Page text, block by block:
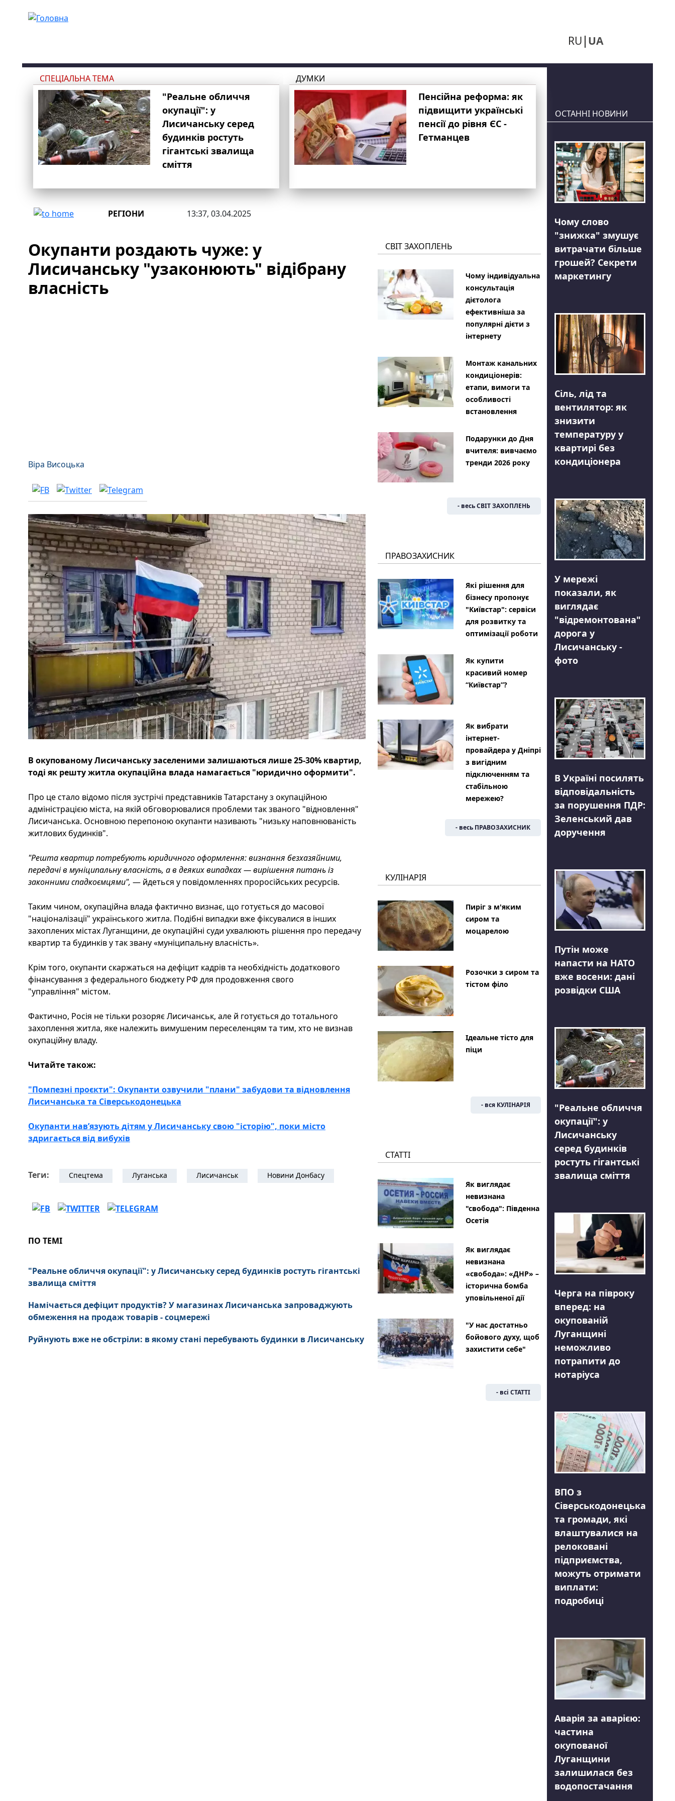
RU UA
СПЕЦІАЛЬНА ТЕМА
"Реальне обличчя
окупації": у
Лисичанську серед
будинків ростуть
гігантські звалища
сміття
ДУМКИ
Пенсійна реформа: як
підвищити українські
пенсії до рівня ЄС -
Гетманцев
РЕГІОНИ 13:37, 03.04.2025
Окупанти роздають чуже: у
Лисичанську "узаконюють" відібрану
власність
Віра Висоцька
В окупованому Лисичанську заселеними залишаються лише 25-30% квартир,
тоді як решту житла окупаційна влада намагається "юридично оформити".
Про це стало відомо після зустрічі представників Татарстану з окупаційною
адміністрацією міста, на якій обговорювалися проблеми так званого "відновлення"
Лисичанська. Основною перепоною окупанти називають "низьку наповнюваність
житлових будинків".
"Решта квартир потребують юридичного оформлення: визнання безхазяйними,
передачі в муніципальну власність, а в деяких випадках — вирішення питань із
законними спадкоємцями", — йдеться у повідомленнях проросійських ресурсів.
Таким чином, окупаційна влада фактично визнає, що готується до масової
"націоналізації" українського житла. Подібні випадки вже фіксувалися в інших
захоплених містах Луганщини, де окупаційні суди ухвалюють рішення про передачу
квартир та будинків у так звану «муніципальну власність».
Крім того, окупанти скаржаться на дефіцит кадрів та необхідність додаткового
фінансування з федерального бюджету РФ для продовження свого
"управління" містом.
Фактично, Росія не тільки розоряє Лисичанськ, але й готується до тотального
захоплення житла, яке належить вимушеним переселенцям та тим, хто не визнав
окупаційну владу.
Читайте також:
"Помпезні проєкти": Окупанти озвучили "плани" забудови та відновлення
Лисичанська та Сіверськодонецька
Окупанти нав’язують дітям у Лисичанську свою "історію", поки місто
здригається від вибухів
Теги: Спецтема Луганська Лисичанськ Новини Донбасу
ПО ТЕМІ
"Реальне обличчя окупації": у Лисичанську серед будинків ростуть гігантські
звалища сміття
Намічається дефіцит продуктів? У магазинах Лисичанська запроваджують
обмеження на продаж товарів - соцмережі
Руйнують вже не обстріли: в якому стані перебувають будинки в Лисичанську
СВІТ ЗАХОПЛЕНЬ
Чому індивідуальна
консультація
дієтолога
ефективніша за
популярні дієти з
інтернету
Монтаж канальних
кондиціонерів:
етапи, вимоги та
особливості
встановлення
Подарунки до Дня
вчителя: вивчаємо
тренди 2026 року
- весь СВІТ ЗАХОПЛЕНЬ
ПРАВОЗАХИСНИК
Які рішення для
бізнесу пропонує
"Київстар": сервіси
для розвитку та
оптимізації роботи
Як купити
красивий номер
“Київстар”?
Як вибрати
інтернет-
провайдера у Дніпрі
з вигідним
підключенням та
стабільною
мережею?
- весь ПРАВОЗАХИСНИК
КУЛІНАРІЯ
Пиріг з м'яким
сиром та
моцарелою
Розочки з сиром та
тістом філо
Ідеальне тісто для
піци
- вся КУЛІНАРІЯ
СТАТТІ
Як виглядає
невизнана
"свобода": Південна
Осетія
Як виглядає
невизнана
«свобода»: «ДНР» –
історична бомба
уповільненої дії
"У нас достатньо
бойового духу, щоб
захистити себе"
- всі СТАТТІ
ОСТАННІ НОВИНИ
Чому слово
"знижка" змушує
витрачати більше
грошей? Секрети
маркетингу
Сіль, лід та
вентилятор: як
знизити
температуру у
квартирі без
кондиціонера
У мережі
показали, як
виглядає
"відремонтована"
дорога у
Лисичанську -
фото
В Україні посилять
відповідальність
за порушення ПДР:
Зеленський дав
доручення
Путін може
напасти на НАТО
вже восени: дані
розвідки США
"Реальне обличчя
окупації": у
Лисичанську
серед будинків
ростуть гігантські
звалища сміття
Черга на півроку
вперед: на
окупованій
Луганщині
неможливо
потрапити до
нотаріуса
ВПО з
Сіверськодонецька
та громади, які
влаштувалися на
релоковані
підприємства,
можуть отримати
виплати:
подробиці
Аварія за аварією:
частина
окупованої
Луганщини
залишилася без
водопостачання